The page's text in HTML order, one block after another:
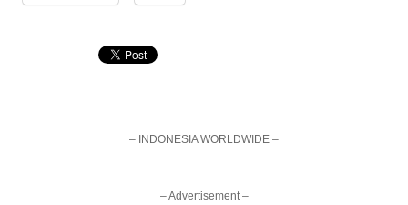
– INDONESIA WORLDWIDE –
– Advertisement –